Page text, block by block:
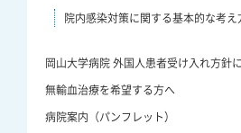
院内感染対策に関する基本的な考え
岡山大学病院 外国人患者受け入れ方針
無輸血治療を希望する方へ
病院案内（パンフレット）